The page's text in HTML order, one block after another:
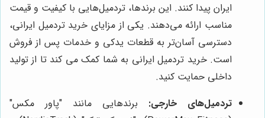
ایران پیدا کنند. این برندها، تردمیل‌هایی با کیفیت و قیمت
مناسب ارائه می‌دهند. یکی از مزایای خرید تردمیل ایرانی،
دسترسی آسان‌تر به قطعات یدکی و خدمات پس از فروش
است. خرید تردمیل ایرانی به شما کمک می کند تا از تولید
داخلی حمایت کنید.
تردمیل‌های خارجی: برندهایی مانند "پاور مکس"